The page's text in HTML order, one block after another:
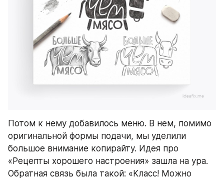
Потом к нему добавилось меню. В нем, помимо
оригинальной формы подачи, мы уделили
большое внимание копирайту. Идея про
«Рецепты хорошего настроения» зашла на ура.
Обратная связь была такой: «Класс! Можно